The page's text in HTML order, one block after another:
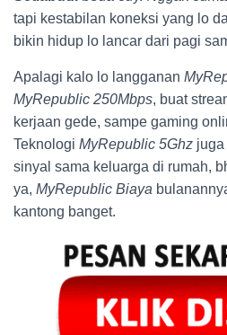
tapi kestabilan koneksi yang lo
bikin hidup lo lancar dari pagi
Apalagi kalo lo langganan
MyRepublic 250Mbps, buat
kerjaan gede, sampe gaming
Teknologi MyRepublic 5Ghz
sinyal sama keluarga di rumah,
ya, MyRepublic Biaya
kantong banget.